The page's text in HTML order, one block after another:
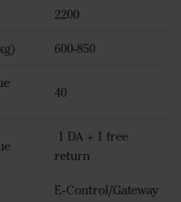
2200
600-850
40
1 DA + 1 free
return
E-Control/Gateway